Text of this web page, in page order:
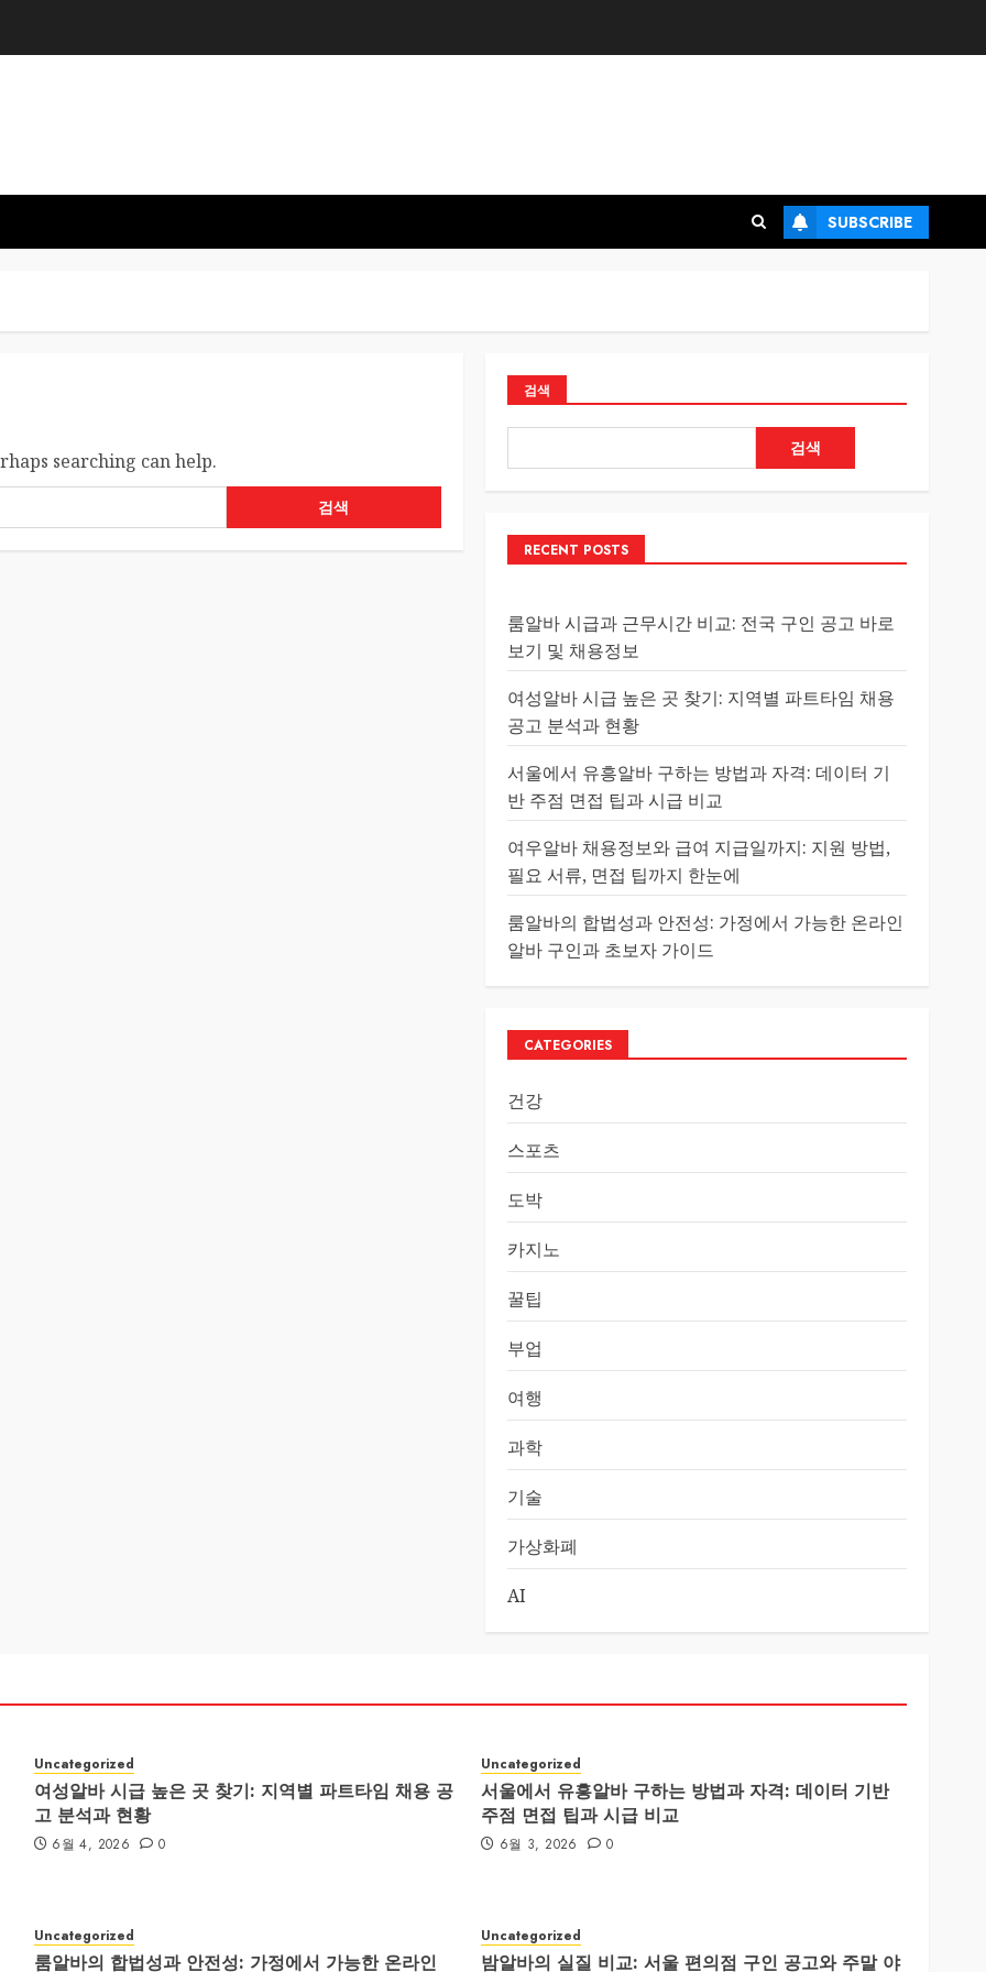
SUBSCRIBE
searching can help.
검색
검색
RECENT POSTS
룸알바 시급과 근무시간 비교: 전국 구인 공고 바로
보기 및 채용정보
여성알바 시급 높은 곳 찾기: 지역별 파트타임 채용
공고 분석과 현황
서울에서 유흥알바 구하는 방법과 자격: 데이터 기
반 주점 면접 팁과 시급 비교
여우알바 채용정보와 급여 지급일까지: 지원 방법,
필요 서류, 면접 팁까지 한눈에
룸알바의 합법성과 안전성: 가정에서 가능한 온라인
알바 구인과 초보자 가이드
CATEGORIES
건강
스포츠
도박
카지노
꿀팁
부업
여행
과학
기술
가상화폐
AI
Uncategorized
여성알바 시급 높은 곳 찾기: 지역별 파트타임 채용 공
고 분석과 현황
6월 4, 2026 0
Uncategorized
서울에서 유흥알바 구하는 방법과 자격: 데이터 기반
주점 면접 팁과 시급 비교
6월 3, 2026 0
Uncategorized
룸알바의 합법성과 안전성: 가정에서 가능한 온라인
Uncategorized
밤알바의 실질 비교: 서울 편의점 구인 공고와 주말 야